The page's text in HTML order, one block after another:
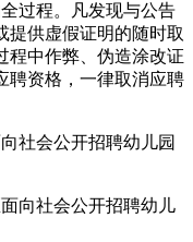
过程。凡发现与公告
提供虚假证明的随时取
程中作弊、伪造涂改证
聘资格，一律取消应聘
社会公开招聘幼儿园
向社会公开招聘幼儿